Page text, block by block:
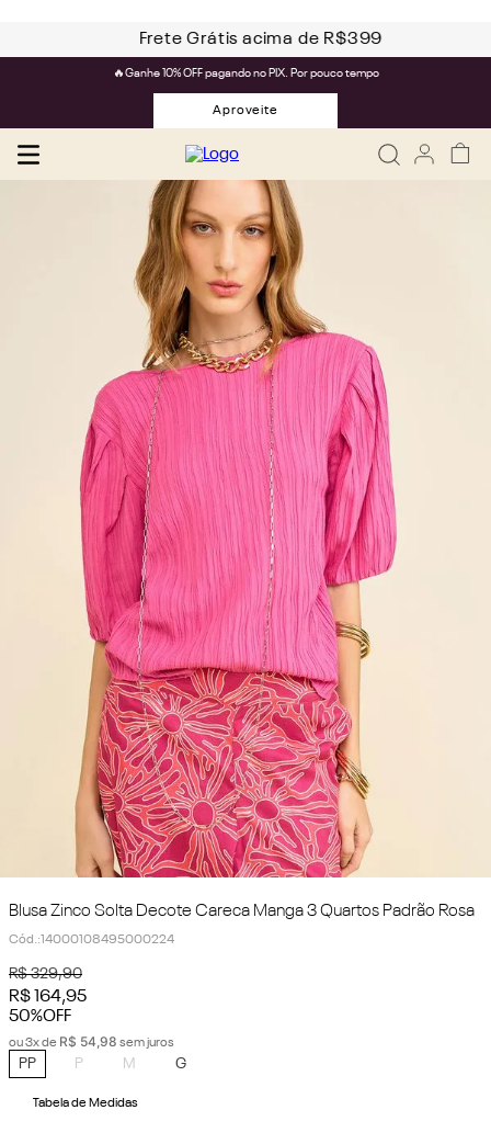
Frete Grátis acima de R$399
🔥Ganhe 10% OFF pagando no PIX. Por pouco tempo
Aproveite
Blusa Zinco Solta Decote Careca Manga 3 Quartos Padrão Rosa
Cód.:14000108495000224
R$ 329,90
R$ 164,95
50%OFF
ou3x de R$ 54,98 sem juros
PP P M G
Tabela de Medidas